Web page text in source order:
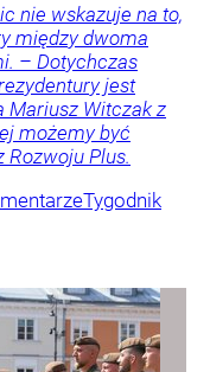
nie wskazuje na to,
między dwoma
– Dotychczas
jest
Mariusz Witczak z
możemy być
Plus.
Tygodnik